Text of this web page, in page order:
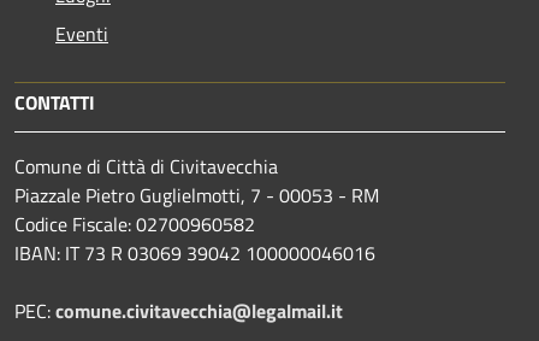
Eventi
CONTATTI
Comune di Città di Civitavecchia
Piazzale Pietro Guglielmotti, 7 - 00053 - RM
Codice Fiscale: 02700960582
IBAN: IT 73 R 03069 39042 100000046016
PEC:comune.civitavecchia@legalmail.it